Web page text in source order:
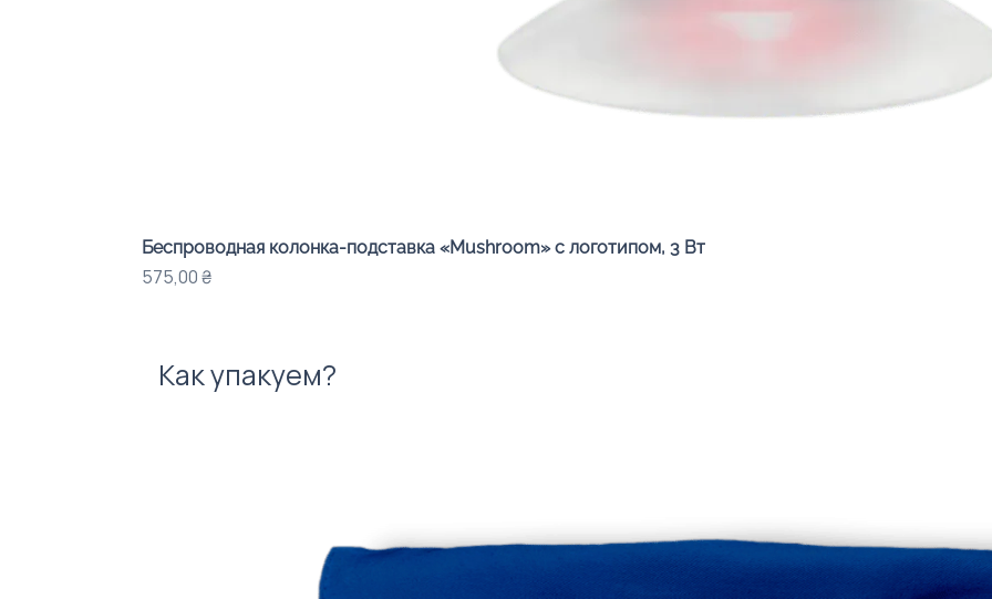
Быстрый просмотр
Беспроводная колонка-подставка «Mushroom» с логотипом, 3 Вт
Цена
575,00 ₴
Как упакуем?